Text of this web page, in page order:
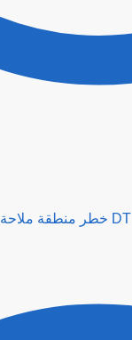
W058hmar - Danger Zone de navigation خطر منطقة ملاحة DT